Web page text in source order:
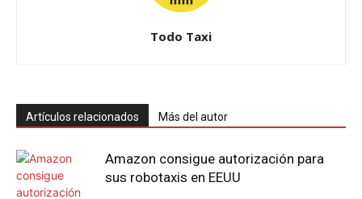
Todo Taxi
Artículos relacionados Más del autor
Amazon consigue autorización para
sus robotaxis en EEUU